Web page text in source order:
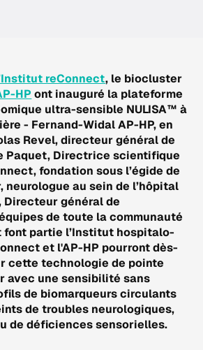
reConnect, le biocluster
HP ont inauguré la plateforme
ultra-sensible NULISA™ à
- Fernand-Widal AP-HP, en
Revel, directeur général de
Paquet, Directrice scientifique
fondation sous l’égide de
neurologue au sein de l’hôpital
Directeur général de
de toute la communauté
font partie l’Institut hospitalo-
et l'AP-HP pourront dès-
cette technologie de pointe
avec une sensibilité sans
de biomarqueurs circulants
de troubles neurologiques,
de déficiences sensorielles.